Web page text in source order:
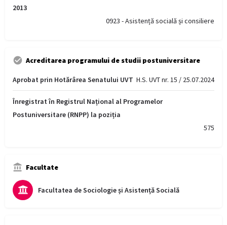
2013
0923 - Asistență socială și consiliere
Acreditarea programului de studii postuniversitare
Aprobat prin Hotărârea Senatului UVT H.S. UVT nr. 15 / 25.07.2024
Înregistrat în Registrul Național al Programelor
Postuniversitare (RNPP) la poziția
575
Facultate
Facultatea de Sociologie și Asistență Socială